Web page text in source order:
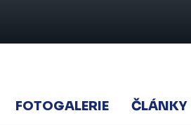
FOTOGALERIE ČLÁNKY